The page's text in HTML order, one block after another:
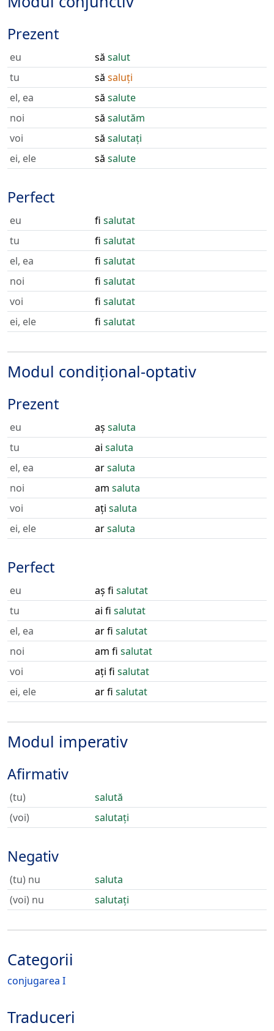
Prezent
eu să salut
tu
să saluți
el, ea
să salute
noi
să salutăm
voi
să salutați
ei, ele
să salute
Perfect
eu fi salutat
tu
fi salutat
el, ea
fi salutat
noi
fi salutat
voi
fi salutat
ei, ele
fi salutat
Modul condițional-optativ
Prezent
eu aș saluta
tu
ai saluta
el, ea
arsaluta
noi
am saluta
voi
ați saluta
ei, ele
arsaluta
Perfect
eu aș fi salutat
tu
ai fi salutat
el, ea
ar fi salutat
noi
am fi salutat
voi
ați fi salutat
ei, ele
ar fi salutat
Modul imperativ
Afirmativ
(tu)
salută
(voi)
salutați
Negativ
(tu) nu
saluta
(voi) nu
salutați
Categorii
conjugarea I
Traduceri